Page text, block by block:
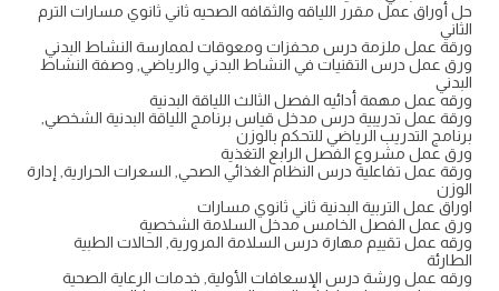
حل أوراق عمل مقرر اللياقه والثقافه الصحيه ثاني ثانوي مسارات الترم
الثاني
ورقة عمل ملزمة درس محفزات ومعوقات لممارسة النشاط البدني
ورق عمل درس التقنيات في النشاط البدني والرياضي, وصفة النشاط
البدني
ورقه عمل مهمة أدائيه الفصل الثالث اللياقة البدنية
ورقة عمل تدريبية درس مدخل قياس برنامج اللياقة البدنية الشخصي,
برنامج التدريب الرياضي للتحكم بالوزن
ورق عمل مشروع الفصل الرابع التغذية
ورقة عمل تفاعلية درس النظام الغذائي الصحي, السعرات الحرارية, إدارة
الوزن
اوراق عمل التربية البدنية ثاني ثانوي مسارات
ورق عمل الفصل الخامس مدخل السلامة الشخصية
ورقه عمل تقييم مهارة درس السلامة المرورية, الحالات الطبية
الطارئة
ورقه عمل ورشة درس الإسعافات الأولية, خدمات الرعاية الصحية